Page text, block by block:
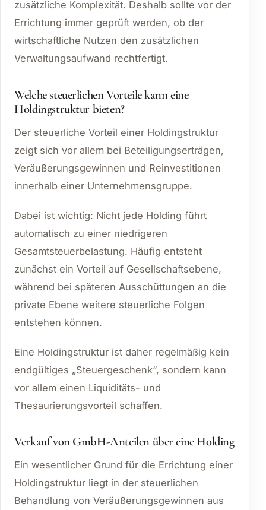
zusätzliche Komplexität. Deshalb sollte vor der
Errichtung immer geprüft werden, ob der
wirtschaftliche Nutzen den zusätzlichen
Verwaltungsaufwand rechtfertigt.
Welche steuerlichen Vorteile kann eine
Holdingstruktur bieten?
Der steuerliche Vorteil einer Holdingstruktur
zeigt sich vor allem bei Beteiligungserträgen,
Veräußerungsgewinnen und Reinvestitionen
innerhalb einer Unternehmensgruppe.
Dabei ist wichtig: Nicht jede Holding führt
automatisch zu einer niedrigeren
Gesamtsteuerbelastung. Häufig entsteht
zunächst ein Vorteil auf Gesellschaftsebene,
während bei späteren Ausschüttungen an die
private Ebene weitere steuerliche Folgen
entstehen können.
Eine Holdingstruktur ist daher regelmäßig kein
endgültiges „Steuergeschenk“, sondern kann
vor allem einen Liquiditäts- und
Thesaurierungsvorteil schaffen.
Verkauf von GmbH-Anteilen über eine Holding
Ein wesentlicher Grund für die Errichtung einer
Holdingstruktur liegt in der steuerlichen
Behandlung von Veräußerungsgewinnen aus